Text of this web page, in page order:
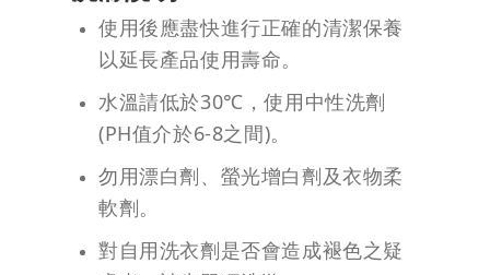
使用後應盡快進行正確的清潔保養
以延長產品使用壽命。
水溫請低於30℃，使用中性洗劑
(PH值介於6-8之間)。
勿用漂白劑、螢光增白劑及衣物柔
軟劑。
對自用洗衣劑是否會造成褪色之疑